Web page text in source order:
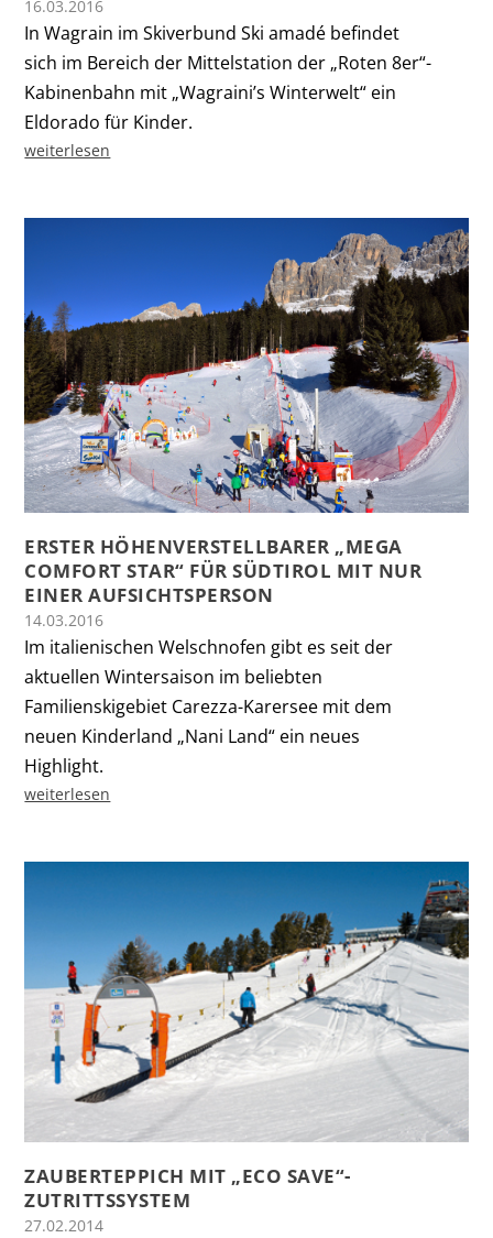
16.03.2016
In Wagrain im Skiverbund Ski amadé befindet
sich im Bereich der Mittelstation der „Roten 8er“-
Kabinenbahn mit „Wagraini’s Winterwelt“ ein
Eldorado für Kinder.
weiterlesen
ERSTER HÖHENVERSTELLBARER „MEGA
COMFORT STAR“ FÜR SÜDTIROL MIT NUR
EINER AUFSICHTSPERSON
14.03.2016
Im italienischen Welschnofen gibt es seit der
aktuellen Wintersaison im beliebten
Familienskigebiet Carezza-Karersee mit dem
neuen Kinderland „Nani Land“ ein neues
Highlight.
weiterlesen
ZAUBERTEPPICH MIT „ECO SAVE“-
ZUTRITTSSYSTEM
27.02.2014